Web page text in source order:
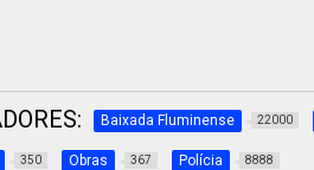
Baixada Fluminense 22000
350 Obras 367 Polícia 8888